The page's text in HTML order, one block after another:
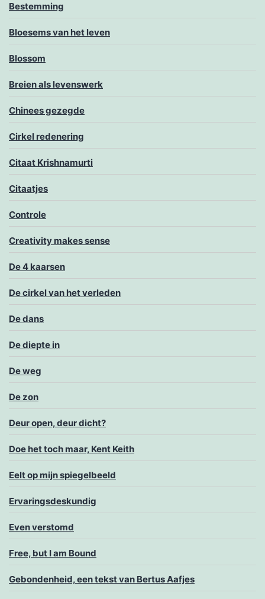
Bestemming
Bloesems van het leven
Blossom
Breien als levenswerk
Chinees gezegde
Cirkel redenering
Citaat Krishnamurti
Citaatjes
Controle
Creativity makes sense
De 4 kaarsen
De cirkel van het verleden
De dans
De diepte in
De weg
De zon
Deur open, deur dicht?
Doe het toch maar, Kent Keith
Eelt op mijn spiegelbeeld
Ervaringsdeskundig
Even verstomd
Free, but I am Bound
Gebondenheid, een tekst van Bertus Aafjes